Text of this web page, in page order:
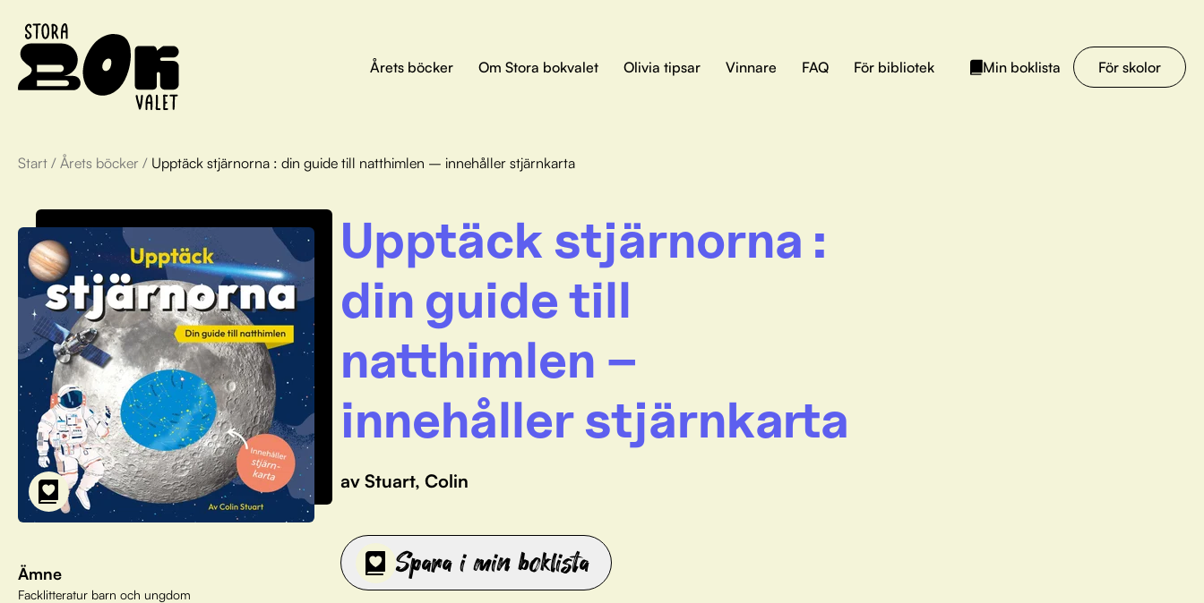
Årets böcker Om Stora bokvalet Olivia tipsar Vinnare FAQ För bibliotek Min boklista För skolor
Start / Årets böcker / Upptäck stjärnorna : din guide till natthimlen – innehåller stjärnkarta
Ämne
Facklitteratur barn och ungdom
Upptäck stjärnorna :
din guide till
natthimlen –
innehåller stjärnkarta
av Stuart, Colin
Spara i min boklista